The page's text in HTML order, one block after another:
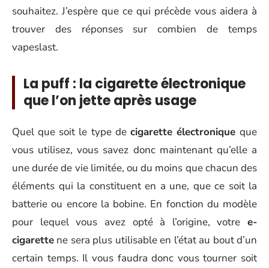
souhaitez. J’espère que ce qui précède vous aidera à
trouver des réponses sur combien de temps
vapeslast.
La puff : la cigarette électronique
que l’on jette après usage
Quel que soit le type de cigarette électronique que
vous utilisez, vous savez donc maintenant qu’elle a
une durée de vie limitée, ou du moins que chacun des
éléments qui la constituent en a une, que ce soit la
batterie ou encore la bobine. En fonction du modèle
pour lequel vous avez opté à l’origine, votre e-
cigarette ne sera plus utilisable en l’état au bout d’un
certain temps. Il vous faudra donc vous tourner soit